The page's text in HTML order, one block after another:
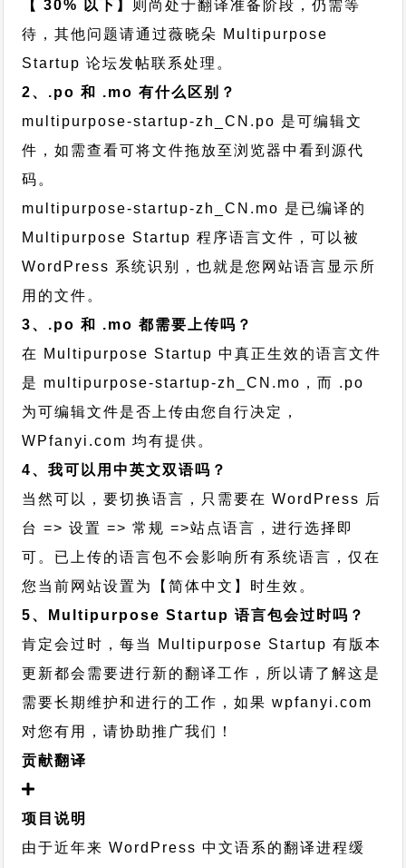
【 30% 以下】 则尚处于翻译准备阶段，仍需等
待，其他问题请通过薇晓朵 Multipurpose
Startup 论坛发帖联系处理。
2、.po 和 .mo 有什么区别？
multipurpose-startup-zh_CN.po 是可编辑文
件，如需查看可将文件拖放至浏览器中看到源代
码。
multipurpose-startup-zh_CN.mo 是已编译的
Multipurpose Startup 程序语言文件，可以被
WordPress 系统识别，也就是您网站语言显示所
用的文件。
3、.po 和 .mo 都需要上传吗？
在 Multipurpose Startup 中真正生效的语言文件
是 multipurpose-startup-zh_CN.mo，而 .po
为可编辑文件是否上传由您自行决定，
WPfanyi.com 均有提供。
4、我可以用中英文双语吗？
当然可以，要切换语言，只需要在 WordPress 后
台 => 设置 => 常规 =>站点语言，进行选择即
可。已上传的语言包不会影响所有系统语言，仅在
您当前网站设置为【简体中文】时生效。
5、Multipurpose Startup 语言包会过时吗？
肯定会过时，每当 Multipurpose Startup 有版本
更新都会需要进行新的翻译工作，所以请了解这是
需要长期维护和进行的工作，如果 wpfanyi.com
对您有用，请协助推广我们！
贡献翻译
项目说明
由于近年来 WordPress 中文语系的翻译进程缓